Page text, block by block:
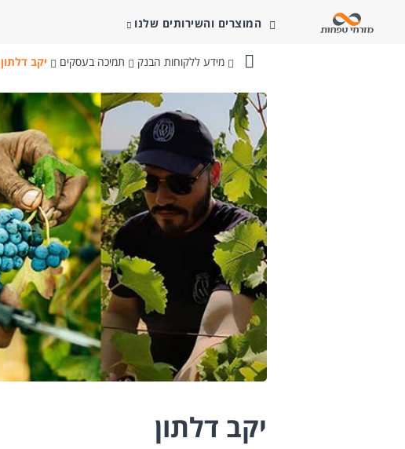
המוצרים והשירותים שלנו
מזרחי-טפחות
מידע ללקוחות הבנק תמיכה בעסקים יקב דלתון
יקב דלתון